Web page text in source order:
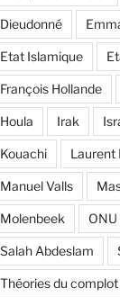
Dieudonné
Etat Islamique
François Hollande
Houla Irak
Kouachi Laurent
Manuel Valls
Molenbeek ONU
Salah Abdeslam
Théories du complot